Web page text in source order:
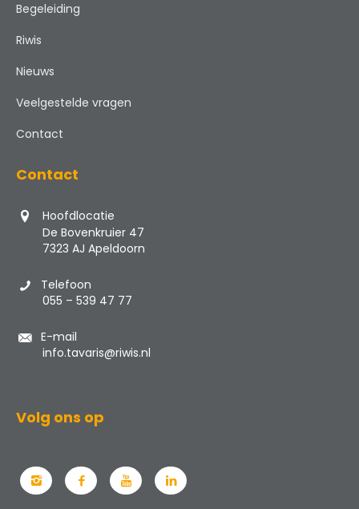
Begeleiding
Riwis
Nieuws
Veelgestelde vragen
Contact
Contact
Hoofdlocatie
De Bovenkruier 47
7323 AJ Apeldoorn
Telefoon
055 – 539 47 77
E-mail
info.tavaris@riwis.nl
Volg ons op